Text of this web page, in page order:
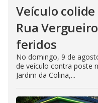
Veículo
Rua
feridos
No domingo, 9 de
de veículo contra poste
Jardim da Colina,...